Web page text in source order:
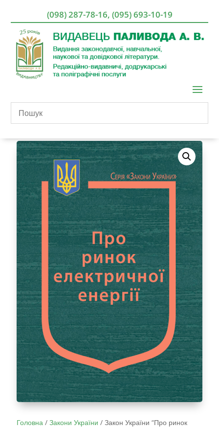
(098) 287-78-16, (095) 693-10-19
Головна/ Закони України / Закон України “Про ринок